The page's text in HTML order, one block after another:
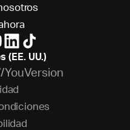
osotros
hora
(EE. UU.)
idad
ndiciones
ilidad